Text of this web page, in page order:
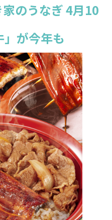
のうなぎ 4月10
」が今年も